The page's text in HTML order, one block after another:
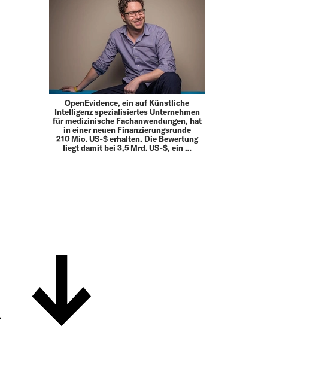
OpenEvidence, ein auf Künstliche
Intelligenz spezialisiertes Unternehmen
für medizinische Fachanwendungen, hat
in einer neuen Finanzierungsrunde
210 Mio. US‑$ erhalten. Die Bewertung
liegt damit bei 3,5 Mrd. US‑$, ein …